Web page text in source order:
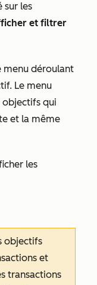
sur les
et filtrer
menu déroulant
Le menu
objectifs qui
et la même
les
objectifs
et
transactions